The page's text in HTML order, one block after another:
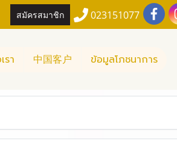
สมัครสมาชิก 023151077
รา 中国客户 ข้อมูลโภชนาการ